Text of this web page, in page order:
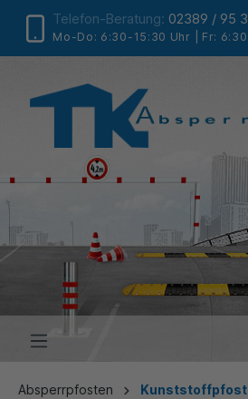
Telefon-Beratung: 02389 / 95
Mo-Do: 6:30-15:30 Uhr | Fr:
Absperrpfosten